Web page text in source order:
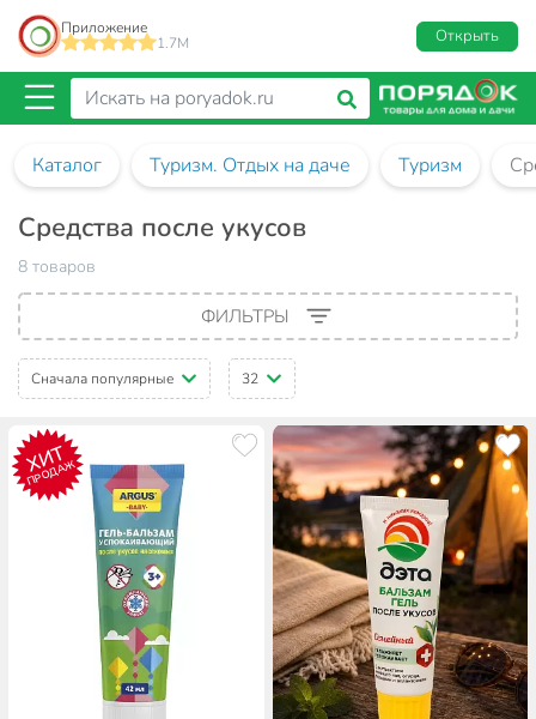
Приложение
1.7M
Открыть
Каталог Туризм. Отдых на даче Туризм
Средства после укусов
8 товаров
ФИЛЬТРЫ
Сначала популярные 32
ХИТ
ПРОДАЖ